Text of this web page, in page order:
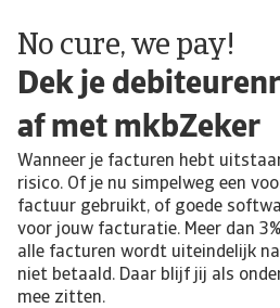
No cure, we pay!
Dek je
af met mkbZeker
Wanneer je facturen hebt
risico. Of je nu simpelweg een
factuur gebruikt, of goede
voor jouw facturatie. Meer dan
alle facturen wordt uiteindelijk
niet betaald. Daar blijf jij als
mee zitten.